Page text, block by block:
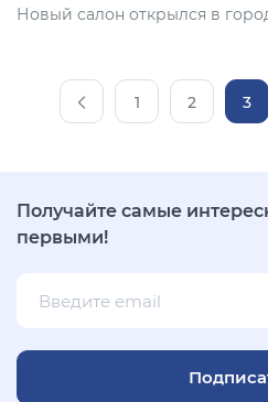
Новый салон открылся в
1 2 3
Получайте самые
первыми!